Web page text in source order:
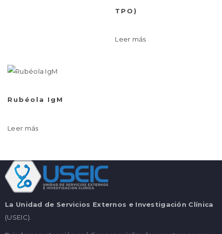
TPO)
Leer más
Rubéola IgM
Leer más
La Unidad de Servicios Externos e Investigación Clínica
(USEIC).